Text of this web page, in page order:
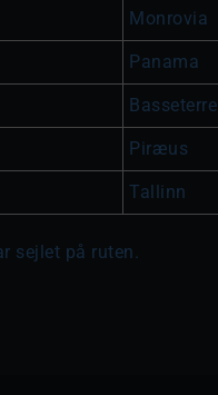
Monrovia
Panama
Basseterre
Piræus
Tallinn
sejlet på ruten.